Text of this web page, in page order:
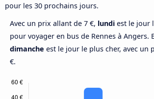
pour les 30 prochains jours.
Avec un prix allant de 7 €, lundi est le jour
pour voyager en bus de Rennes à Angers.
dimanche est le jour le plus cher, avec un
€.